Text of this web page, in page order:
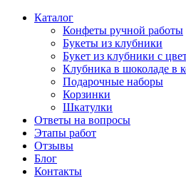
Каталог
Конфеты ручной работы
Букеты из клубники
Букет из клубники с
Клубника в шоколаде в
Подарочные наборы
Корзинки
Шкатулки
Ответы на вопросы
Этапы работ
Отзывы
Блог
Контакты